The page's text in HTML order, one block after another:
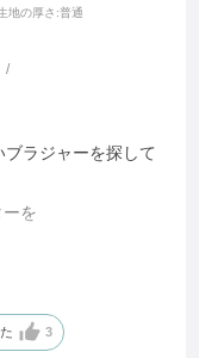
地の厚さ :普通
ラジャーを探して
を
のだと思います。
3